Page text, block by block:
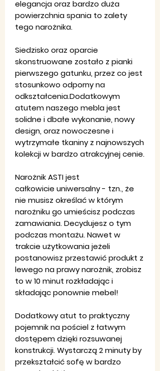
elegancja oraz bardzo duża
powierzchnia spania to zalety
tego narożnika.
Siedzisko oraz oparcie
skonstruowane zostało z pianki
pierwszego gatunku, przez co jest
stosunkowo odporny na
odkształcenia.Dodatkowym
atutem naszego mebla jest
solidne i dbałe wykonanie, nowy
design, oraz nowoczesne i
wytrzymałe tkaniny z najnowszych
kolekcji w bardzo atrakcyjnej cenie.
Narożnik ASTI jest
całkowicie uniwersalny - tzn., że
nie musisz określać w którym
narożniku go umieścisz podczas
zamawiania. Decydujesz o tym
podczas montażu. Nawet w
trakcie użytkowania jeżeli
postanowisz przestawić produkt z
lewego na prawy narożnik, zrobisz
to w 10 minut rozkładając i
składając ponownie mebel!
Dodatkowy atut to praktyczny
pojemnik na pościel z łatwym
dostępem dzięki rozsuwanej
konstrukcji. Wystarczą 2 minuty by
przekształcić sofę w bardzo